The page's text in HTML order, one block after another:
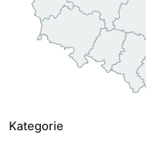
Kategorie